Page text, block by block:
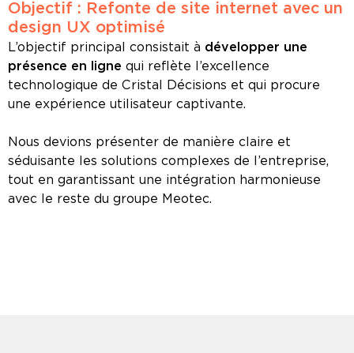
Objectif : Refonte de site internet avec un
design UX optimisé
L’objectif principal consistait à développer une
présence en ligne qui reflète l’excellence
technologique de Cristal Décisions et qui procure
une expérience utilisateur captivante.
Nous devions présenter de manière claire et
séduisante les solutions complexes de l’entreprise,
tout en garantissant une intégration harmonieuse
avec le reste du groupe Meotec.